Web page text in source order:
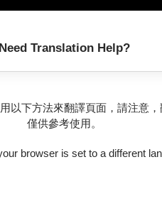
Need Translation Help?
以下方法來翻譯頁面，請注意
僅供參考使用。
browser is set to a different